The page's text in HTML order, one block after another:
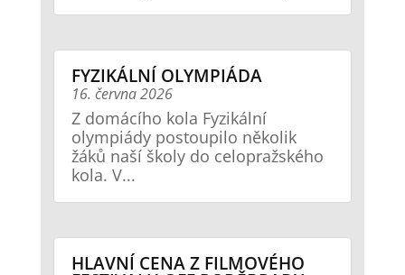
FYZIKÁLNÍ OLYMPIÁDA
16. června 2026
Z domácího kola Fyzikální
olympiády postoupilo několik
žáků naší školy do celopražského
kola. V...
HLAVNÍ CENA Z FILMOVÉHO